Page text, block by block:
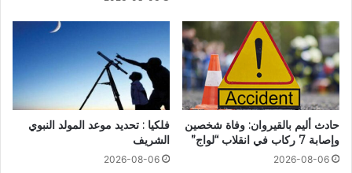
حادث أليم بالقيروان: وفاة شخصين
وإصابة 7 ركاب في انقلاب “لواج”
2026-08-06
فلكيا : تحديد موعد المولد النبوي
الشريف
2026-08-06